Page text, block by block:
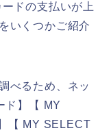
ドの支払いが上
いくつかご紹介
べるため、ネッ
ド】【 MY
【 MY SELECT